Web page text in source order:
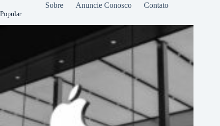
Sobre Anuncie Conosco Contato
Popular